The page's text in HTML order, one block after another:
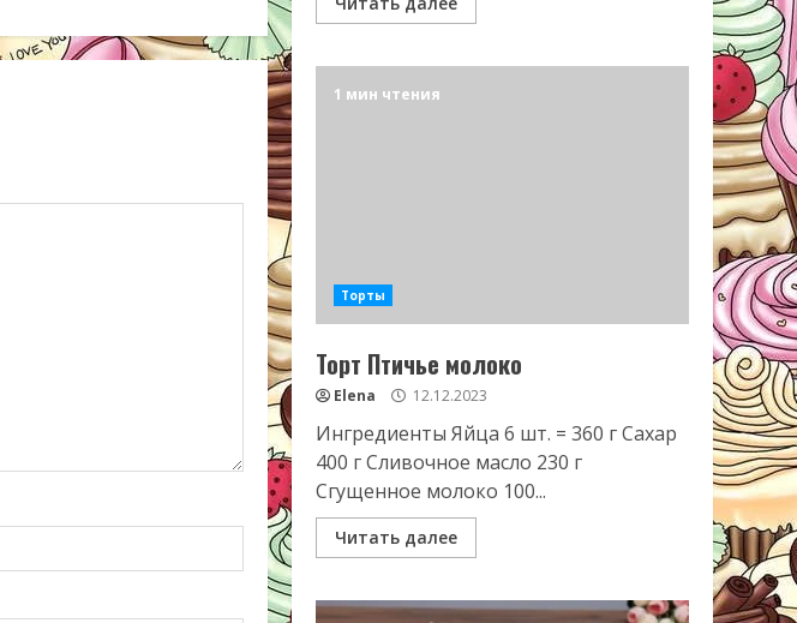
1 мин чтения
Торты
Торт Птичье молоко
Elena 12.12.2023
Ингредиенты Яйца 6 шт. = 360 г Сахар
400 г Сливочное масло 230 г
Сгущенное молоко 100...
Читать далее